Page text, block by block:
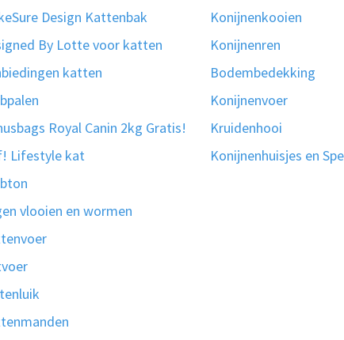
Design Kattenbak
By Lotte voor katten
katten
Royal Canin 2kg Gratis!
Lifestyle kat
vlooien en wormen
Konijnenkooien
Konijnenren
Bodembedekking
Konijnenvoer
Kruidenhooi
Konijnenhuisjes en